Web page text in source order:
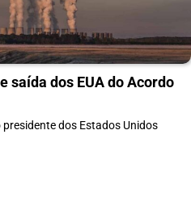
saída dos EUA do Acordo
dos Estados Unidos